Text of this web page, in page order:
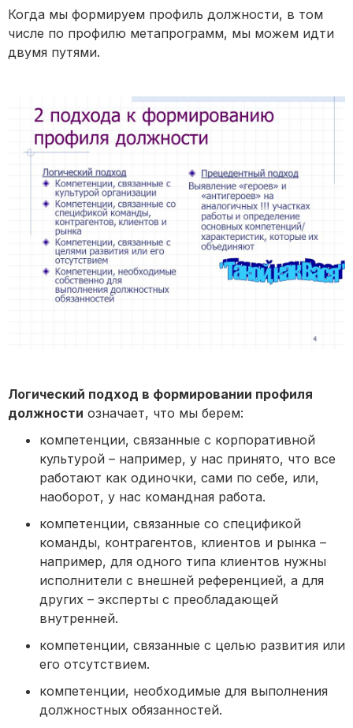
Когда мы формируем профиль должности, в том
числе по профилю метапрограмм, мы можем идти
двумя путями.
Логический подход в формировании профиля
должности означает, что мы берем:
компетенции, связанные с корпоративной
культурой – например, у нас принято, что все
работают как одиночки, сами по себе, или,
наоборот, у нас командная работа.
компетенции, связанные со спецификой
команды, контрагентов, клиентов и рынка –
например, для одного типа клиентов нужны
исполнители с внешней референцией, а для
других – эксперты с преобладающей
внутренней.
компетенции, связанные с целью развития или
его отсутствием.
компетенции, необходимые для выполнения
должностных обязанностей.